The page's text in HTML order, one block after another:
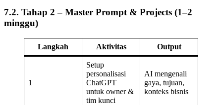
7.2. Tahap 2 – Master Prompt & Projects (1–2
minggu)
Langkah Aktivitas Output
1
Setup
personalisasi
ChatGPT
untuk owner &
tim kunci
AI mengenali
gaya, tujuan,
konteks bisnis